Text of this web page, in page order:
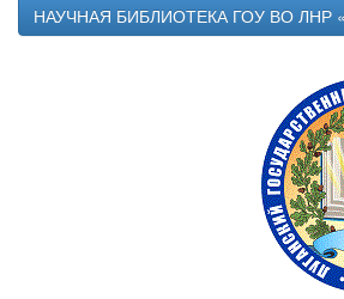
НАУЧНАЯ БИБЛИОТЕКА ГОУ ВО ЛНР